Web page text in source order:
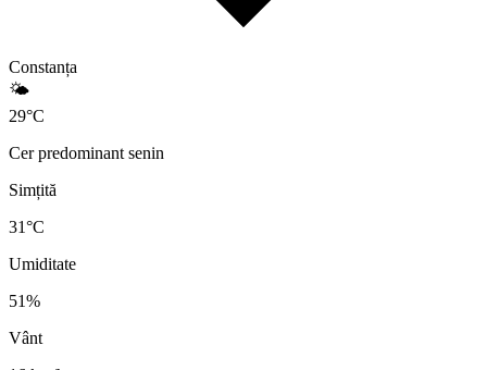
Constanța
🌤️
29°C
Cer predominant senin
Simțită
31°C
Umiditate
51%
Vânt